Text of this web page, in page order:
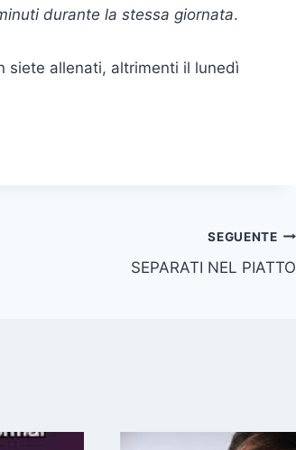
durante la stessa giornata.
siete allenati, altrimenti il lunedì
SEGUENTE
SEPARATI NEL PIATTO